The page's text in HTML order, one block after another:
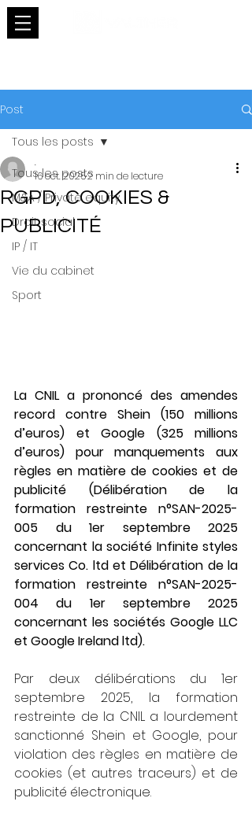
Post
Tous les posts
M&A / Private equity
Droit social
IP / IT
Vie du cabinet
Sport
Tous les posts
RGPD, COOKIES &
PUBLICITÉ
.
16 oct. 20252 min de lecture
La CNIL a prononcé des amendes
record contre Shein (150 millions
d’euros) et Google (325 millions
d’euros) pour manquements aux
règles en matière de cookies et de
publicité (Délibération de la
formation restreinte n°SAN-2025-
005 du 1er septembre 2025
concernant la société Infinite styles
services Co. ltd et Délibération de la
formation restreinte n°SAN-2025-
004 du 1er septembre 2025
concernant les sociétés Google LLC
et Google Ireland ltd).
Par deux délibérations du 1er
septembre 2025, la formation
restreinte de la CNIL a lourdement
sanctionné Shein et Google, pour
violation des règles en matière de
cookies (et autres traceurs) et de
publicité électronique.